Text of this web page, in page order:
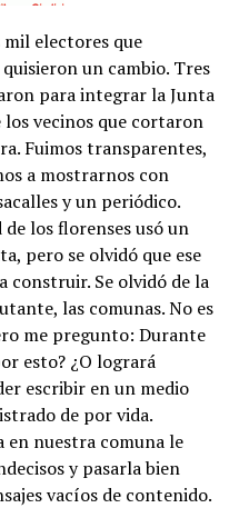
electores que
un cambio. Tres
para integrar la Junta
vecinos que cortaron
Fuimos transparentes,
a mostrarnos con
y un periódico.
los florenses usó un
pero se olvidó que ese
construir. Se olvidó de la
las comunas. No es
me pregunto: Durante
esto? ¿O logrará
escribir en un medio
de por vida.
nuestra comuna le
y pasarla bien
vacíos de contenido.